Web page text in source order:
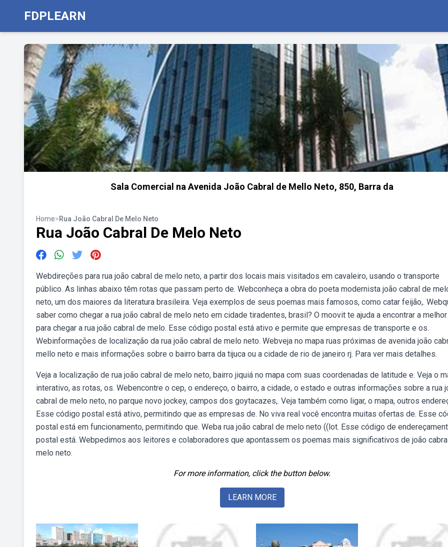
FDPLEARN
Sala Comercial na Avenida João Cabral de Mello Neto, 850, Barra da
Home>Rua João Cabral De Melo Neto
Rua João Cabral De Melo Neto
Webdireções para rua joão cabral de melo neto, a partir dos locais mais visitados em cavaleiro, usando o transporte
público. As linhas abaixo têm rotas que passam perto de. Webconheça a obra do poeta modernista joão cabral de
neto, um dos maiores da literatura brasileira. Veja exemplos de seus poemas mais famosos, como catar feijão,.
saber como chegar a rua joão cabral de melo neto em cidade tiradentes, brasil? O moovit te ajuda a encontrar a
para chegar a rua joão cabral de melo. Esse código postal está ativo e permite que empresas de transporte e os.
Webinformações de localização da rua joão cabral de melo neto. Webveja no mapa ruas próximas de avenida joão
mello neto e mais informações sobre o bairro barra da tijuca ou a cidade de rio de janeiro rj. Para ver mais detalhes.
Veja a localização de rua joão cabral de melo neto, bairro jiquiá no mapa com suas coordenadas de latitude e. Veja o
interativo, as rotas, os. Webencontre o cep, o endereço, o bairro, a cidade, o estado e outras informações sobre a rua
cabral de melo neto, no parque novo jockey, campos dos goytacazes,. Veja também como ligar, o mapa, outros
Esse código postal está ativo, permitindo que as empresas de. No viva real você encontra muitas ofertas de. Esse
postal está em funcionamento, permitindo que. Weba rua joão cabral de melo neto ((lot. Esse código de
postal está. Webpedimos aos leitores e colaboradores que apontassem os poemas mais significativos de joão
melo neto.
For more information, click the button below.
LEARN MORE